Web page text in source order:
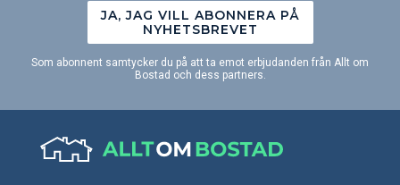
JA, JAG VILL ABONNERA PÅ
NYHETSBREVET
Som abonnent samtycker du på att ta emot erbjudanden från Allt om
Bostad och dess partners.